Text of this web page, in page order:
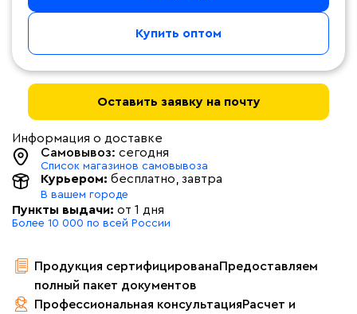
Купить оптом
Оставить заявку на почту
Информация о доставке
Самовывоз: сегодня
Список магазинов самовывоза
Курьером: бесплатно , завтра
В вашем городе
Пункты выдачи: от 1 дня
Более 10 000 по всей России
Продукция сертифицированаПредоставляем
полный пакет документов
Профессиональная консультацияРасчет и